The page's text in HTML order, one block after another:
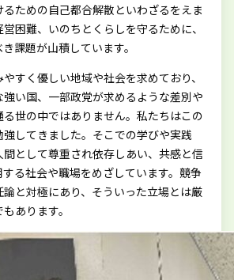
ための自己都合解散といわざるをえま
困難、いのちとくらしを守るために、
課題が山積しています。
すく優しい地域や社会を求めており、
い国、一部政党が求めるような差別や
世の中ではありません。私たちはこの
してきました。そこでの学びや実践
として尊重され依存しあい、共感と信
る社会や職場をめざしています。競争
と対極にあり、そういった立場とは厳
あります。